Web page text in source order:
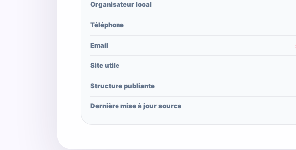
Organisateur local
Téléphone
Email
Site utile
Structure publiante
Dernière mise à jour source